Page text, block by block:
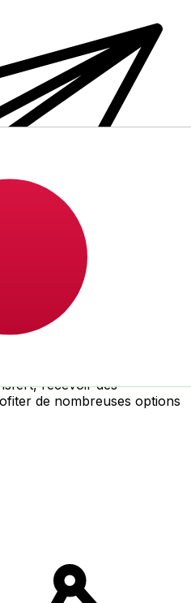
avec Xe
recevoir des
de nombreuses options